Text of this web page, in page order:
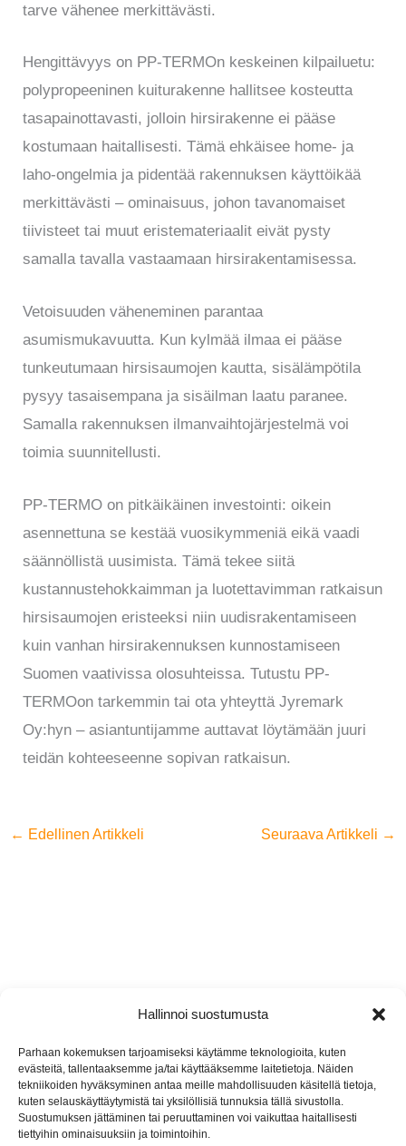
Hallinnoi suostumusta
Parhaan kokemuksen tarjoamiseksi käytämme teknologioita, kuten
evästeitä, tallentaaksemme ja/tai käyttääksemme laitetietoja. Näiden
tekniikoiden hyväksyminen antaa meille mahdollisuuden käsitellä tietoja,
kuten selauskäyttäytymistä tai yksilöllisiä tunnuksia tällä sivustolla.
Suostumuksen jättäminen tai peruuttaminen voi vaikuttaa haitallisesti
tiettyihin ominaisuuksiin ja toimintoihin.
tarve vähenee merkittävästi.
Hengittävyys on PP-TERMOn keskeinen kilpailuetu:
polypropeeninen kuiturakenne hallitsee kosteutta
tasapainottavasti, jolloin hirsirakenne ei pääse
kostumaan haitallisesti. Tämä ehkäisee home- ja
laho-ongelmia ja pidentää rakennuksen käyttöikää
merkittävästi – ominaisuus, johon tavanomaiset
tiivisteet tai muut eristemateriaalit eivät pysty
samalla tavalla vastaamaan hirsirakentamisessa.
Vetoisuuden väheneminen parantaa
asumismukavuutta. Kun kylmää ilmaa ei pääse
tunkeutumaan hirsisaumojen kautta, sisälämpötila
pysyy tasaisempana ja sisäilman laatu paranee.
Samalla rakennuksen ilmanvaihtojärjestelmä voi
toimia suunnitellusti.
PP-TERMO on pitkäikäinen investointi: oikein
asennettuna se kestää vuosikymmeniä eikä vaadi
säännöllistä uusimista. Tämä tekee siitä
kustannustehokkaimman ja luotettavimman ratkaisun
hirsisaumojen eristeeksi niin uudisrakentamiseen
kuin vanhan hirsirakennuksen kunnostamiseen
Suomen vaativissa olosuhteissa. Tutustu PP-
TERMOon tarkemmin tai ota yhteyttä Jyremark
Oy:hyn – asiantuntijamme auttavat löytämään juuri
teidän kohteeseenne sopivan ratkaisun.
← Edellinen Artikkeli Seuraava Artikkeli →
Jyremark Oy
Jämsänkoskentie 2, 42440 Koskenpää
(014) 767 130
info@jyremark.fi